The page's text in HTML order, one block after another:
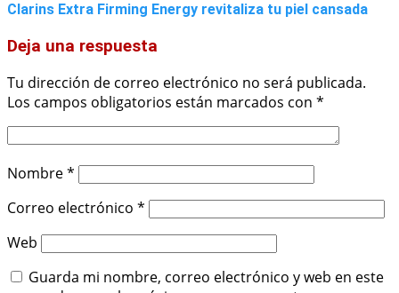
Clarins Extra Firming Energy revitaliza tu piel cansada
Deja una respuesta
Tu dirección de correo electrónico no será publicada.
Los campos obligatorios están marcados con *
Nombre*
Correo electrónico *
Web
Guarda mi nombre, correo electrónico y web en este